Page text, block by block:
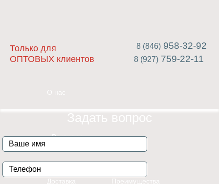
Только для
ОПТОВЫХ клиентов
8 (846) 958-32-92
8 (927) 759-22-11
О нас
Вакансии
Доставка Преимущества
Задать вопрос